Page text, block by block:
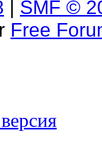
| SMF ©
Free